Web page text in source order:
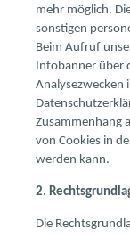
mehr möglich.
sonstigen
Beim Aufruf
Infobanner über
Analysezwecken
Zusammenhang
von Cookies in
werden kann.
2.
Die